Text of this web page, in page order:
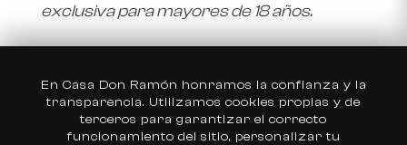
exclusiva para mayores de 18 años.
Elige tu país
Estados Unidos
En Casa Don Ramón honramos la confianza y la
transparencia. Utilizamos cookies propias y de
terceros para garantizar el correcto
funcionamiento del sitio, personalizar tu